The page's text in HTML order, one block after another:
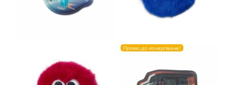
Промо до изчерпване!